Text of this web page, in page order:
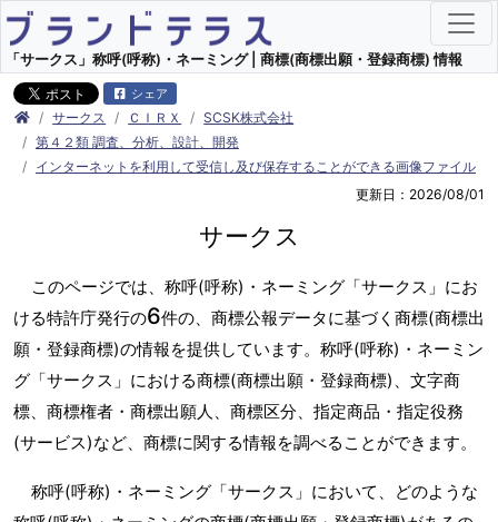
「サークス」称呼(呼称)・ネーミング | 商標(商標出願・登録商標) 情報
シェア
サークス ＣＩＲＸ
SCSK株式会社
第４２類 調査、分析、設計、開発
インターネットを利用して受信し及び保存することができる画像ファイル
更新日：2026/08/01
サークス
このページでは、称呼(呼称)・ネーミング「サークス」にお
ける特許庁発行の6件の、商標公報データに基づく商標(商標出
願・登録商標)の情報を提供しています。称呼(呼称)・ネーミン
グ「サークス」における商標(商標出願・登録商標)、文字商
標、商標権者・商標出願人、商標区分、指定商品・指定役務
(サービス)など、商標に関する情報を調べることができます。
称呼(呼称)・ネーミング「サークス」において、どのような